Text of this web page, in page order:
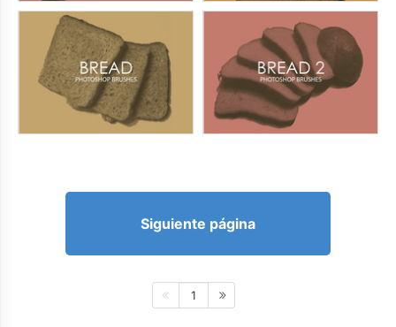
Siguiente página
1